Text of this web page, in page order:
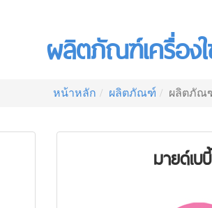
ผลิตภัณฑ์เครื่อง
หน้าหลัก ผลิตภัณฑ์ ผลิตภัณ
มายด์เบบี้